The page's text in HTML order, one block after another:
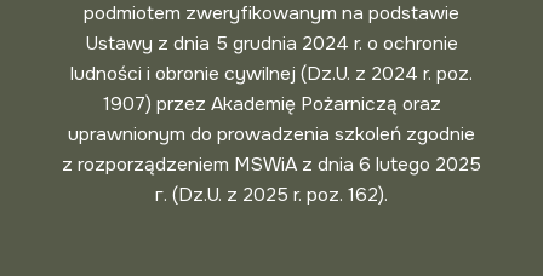
podmiotem zweryfikowanym na podstawie
Ustawy z dnia 5 grudnia 2024 r. o ochronie
ludności i obronie cywilnej (Dz.U. z 2024 r. poz.
1907) przez Akademię Pożarniczą oraz
uprawnionym do prowadzenia szkoleń zgodnie
z rozporządzeniem MSWiA z dnia 6 lutego 2025
г. (Dz.U. z 2025 r. poz. 162).